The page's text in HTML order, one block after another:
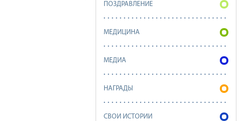
ПОЗДРАВЛЕНИЕ
МЕДИЦИНА
МЕДИА
НАГРАДЫ
СВОИ ИСТОРИИ